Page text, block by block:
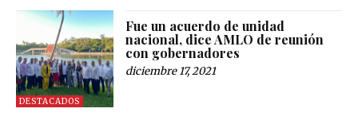
DESTACADOS
Fue un acuerdo de unidad
nacional, dice AMLO de reunión
con gobernadores
diciembre 17, 2021